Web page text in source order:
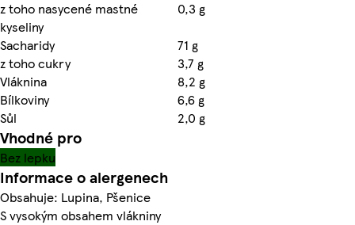
z toho nasycené mastné
kyseliny
0,3 g
Sacharidy
71 g
z toho cukry
3,7 g
Vláknina
8,2 g
Bílkoviny
6,6 g
Sůl
2,0 g
Vhodné pro
Bez lepku
Informace o alergenech
Obsahuje: Lupina, Pšenice
S vysokým obsahem vlákniny